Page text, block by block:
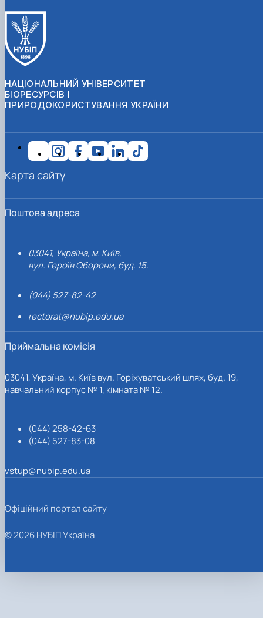
НАЦІОНАЛЬНИЙ УНІВЕРСИТЕТ
БІОРЕСУРСІВ І
ПРИРОДОКОРИСТУВАННЯ УКРАЇНИ
Поштова адреса
03041, Україна, м. Київ,
вул. Героїв Оборони, буд. 15.
(044) 527-82-42
rectorat@nubip.edu.ua
Приймальна комісія
03041, Україна, м. Київ вул. Горіхуватський шлях, буд. 19,
навчальний корпус № 1, кімната № 12.
(044) 258-42-63
(044) 527-83-08
vstup@nubip.edu.ua
Карта сайту
Офіційний портал сайту
© 2026 НУБІП Україна